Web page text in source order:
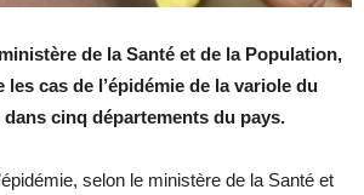
de la Santé et de la Population,
cas de l’épidémie de la variole du
cinq départements du pays.
selon le ministère de la Santé et